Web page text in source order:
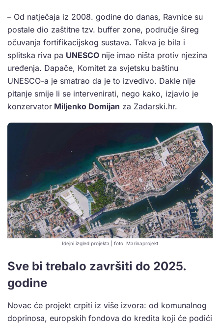
– Od natječaja iz 2008. godine do danas, Ravnice su
postale dio zaštitne tzv. buffer zone, područje šireg
očuvanja fortifikacijskog sustava. Takva je bila i
splitska riva pa UNESCO nije imao ništa protiv njezina
uređenja. Dapače, Komitet za svjetsku baštinu
UNESCO-a je smatrao da je to izvedivo. Dakle nije
pitanje smije li se intervenirati, nego kako, izjavio je
konzervator Miljenko Domijan za Zadarski.hr.
Idejni izgled projekta | foto: Marinaprojekt
Sve bi trebalo završiti do 2025.
godine
Novac će projekt crpiti iz više izvora: od komunalnog
doprinosa, europskih fondova do kredita koji će podići